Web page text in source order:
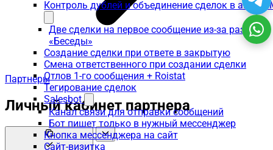
Контроль дублей и объединение сделок в
Две сделки на первое сообщение из-за раздела
«Беседы»
Создание сделки при ответе в закрытую
Смена ответственного при создании сделки
Отлов 1-го сообщения + Roistat
Тегирование сделок
Salesbot
Канал связи для отправки сообщений
Бот пишет только в нужный мессенджер
Кнопка мессенджера на сайт
Сайт-визитка
Партнеры
Личный кабинет партнера